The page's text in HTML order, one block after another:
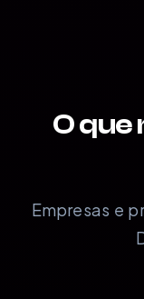
O
Empresas e